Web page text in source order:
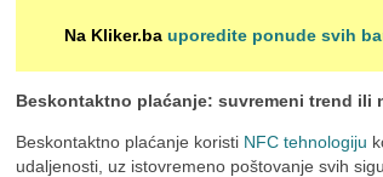
Na Kliker.ba uporedite ponude svih
Beskontaktno plaćanje: suvremeni trend ili
Beskontaktno plaćanje koristi NFC tehnologiju
udaljenosti, uz istovremeno poštovanje svih